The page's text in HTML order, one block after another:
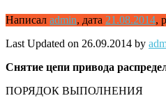
Написал admin, дата 21.08.2014,
Last Updated on 26.09.2014 by
Снятие цепи привода
ПОРЯДОК ВЫПОЛНЕНИЯ